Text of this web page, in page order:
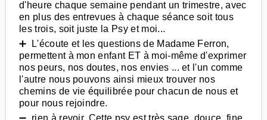
d'heure chaque semaine pendant un trimestre, avec
en plus des entrevues à chaque séance soit tous
les trois, soit juste la Psy et moi...
➕ L'écoute et les questions de Madame Ferron,
permettent à mon enfant ET à moi-même d'exprimer
nos peurs, nos doutes, nos envies ... et l'un comme
l'autre nous pouvons ainsi mieux trouver nos
chemins de vie équilibrée pour chacun de nous et
pour nous rejoindre.
➖ rien à revoir. Cette psy est très sage, douce, fine